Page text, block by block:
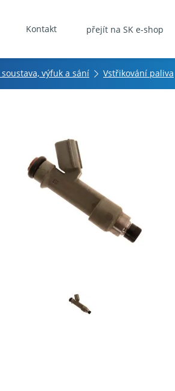
Kontakt přejít na SK e-shop
soustava, výfuk a sání Vstřikování paliva